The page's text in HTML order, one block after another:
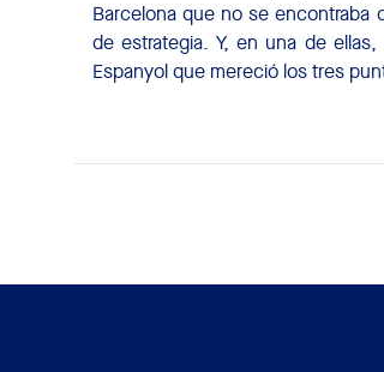
Barcelona que no se encontraba
de estrategia. Y, en una de
Espanyol que mereció los tres